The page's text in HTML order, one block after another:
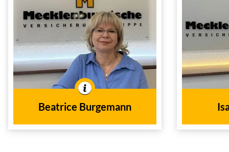
Beatrice Burgemann
Burgemann
Bankkauffrau
Tätig im
Innen- und
Außendienst
In der Branche tätig seit
dem Jahr
1991